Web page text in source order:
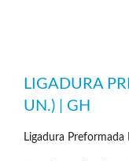
LIGADURA
UN.) | GH
Ligadura Preformada